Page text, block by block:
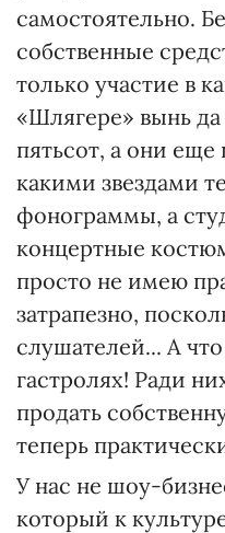
самостоятельно.
собственные
только участие в
«Шлягере» вынь
пятьсот, а они
какими звездами
фонограммы, а
концертные
просто не имею
затрапезно,
слушателей... А
гастролях! Ради
продать
теперь
У нас не шоу-
который к